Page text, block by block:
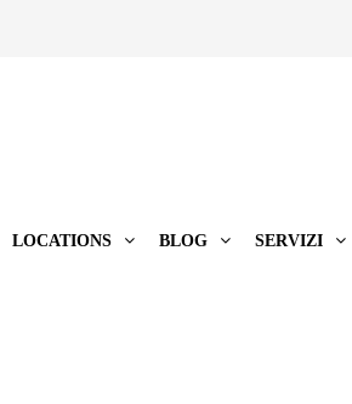
LOCATIONS BLOG SERVIZI